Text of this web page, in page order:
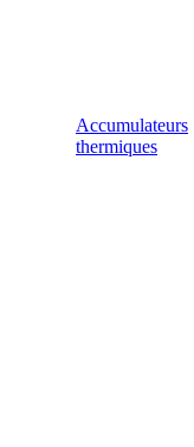
Accumulateurs
thermiques